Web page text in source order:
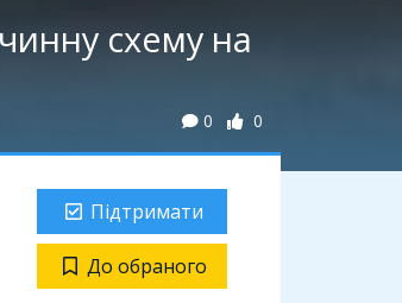
схему на
0 0
Підтримати
До обраного